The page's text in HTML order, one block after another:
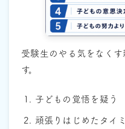
受験生のやる気をなく
す。
子どもの覚悟を疑う
頑張りはじめたタイ